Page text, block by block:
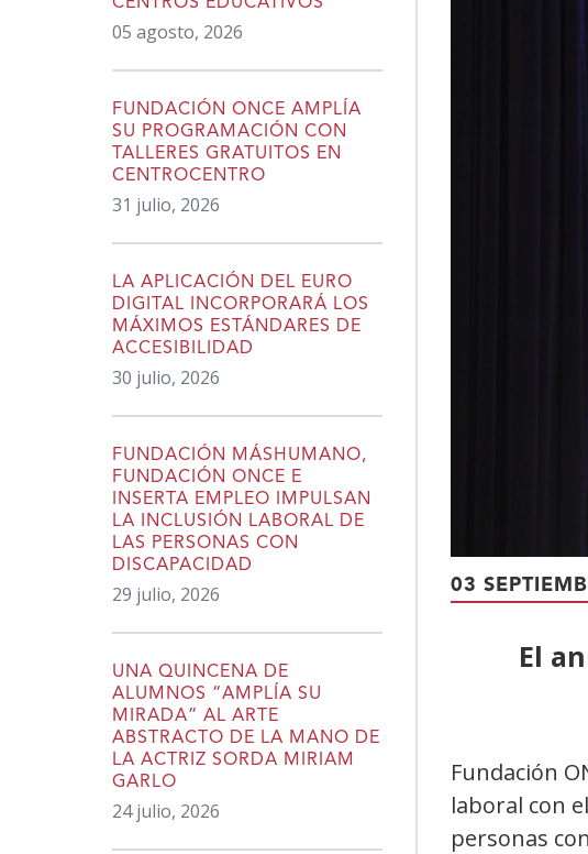
03
El
Fundación
laboral con
personas
05 agosto, 2026
FUNDACIÓN ONCE AMPLÍA
SU PROGRAMACIÓN CON
TALLERES GRATUITOS EN
CENTROCENTRO
31 julio, 2026
LA APLICACIÓN DEL EURO
DIGITAL INCORPORARÁ LOS
MÁXIMOS ESTÁNDARES DE
ACCESIBILIDAD
30 julio, 2026
FUNDACIÓN MÁSHUMANO,
FUNDACIÓN ONCE E
INSERTA EMPLEO IMPULSAN
LA INCLUSIÓN LABORAL DE
LAS PERSONAS CON
DISCAPACIDAD
29 julio, 2026
UNA QUINCENA DE
ALUMNOS “AMPLÍA SU
MIRADA” AL ARTE
ABSTRACTO DE LA MANO DE
LA ACTRIZ SORDA MIRIAM
GARLO
24 julio, 2026